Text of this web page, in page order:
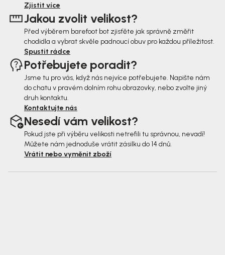
Zjistit více
Jakou zvolit velikost?
Před výběrem barefoot bot zjisťěte jak správně změřit
chodidla a vybrat skvěle padnoucí obuv pro každou příležitost.
Spustit rádce
Potřebujete poradit?
Jsme tu pro vás, když nás nejvíce potřebujete. Napište nám
do chatu v pravém dolním rohu obrazovky, nebo zvolte jiný
druh kontaktu.
Kontaktujte nás
Nesedí vám velikost?
Pokud jste při výběru velikosti netrefili tu správnou, nevadí!
Můžete nám jednoduše vrátit zásilku do 14 dnů.
Vrátit nebo vyměnit zboží